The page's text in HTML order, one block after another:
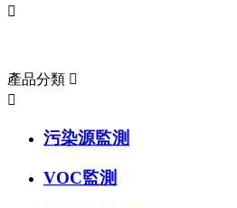

產品分類 

污染源監測
VOC監測